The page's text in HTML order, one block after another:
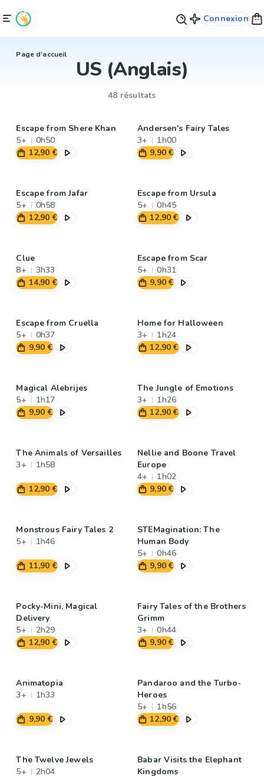
Connexion
Page d'accueil
US (Anglais)
48 résultats
Escape from Shere Khan
5+
0h50
12,90 €
Andersen's Fairy Tales
3+
1h00
9,90 €
Escape from Jafar
5+
0h58
12,90 €
Escape from Ursula
5+
0h45
12,90 €
Clue
8+
3h33
14,90 €
Escape from Scar
5+
0h31
9,90 €
Escape from Cruella
5+
0h37
9,90 €
Home for Halloween
3+
1h24
12,90 €
Magical Alebrijes
5+
1h17
9,90 €
The Jungle of Emotions
3+
1h26
12,90 €
The Animals of Versailles
3+
1h58
12,90 €
Nellie and Boone Travel
Europe
4+
1h02
9,90 €
Monstrous Fairy Tales 2
5+
1h46
11,90 €
STEMagination: The
Human Body
5+
0h46
9,90 €
Pocky-Mini, Magical
Delivery
5+
2h29
12,90 €
Fairy Tales of the Brothers
Grimm
3+
0h44
9,90 €
Animatopia
3+
1h33
9,90 €
Pandaroo and the Turbo-
Heroes
5+
1h56
12,90 €
The Twelve Jewels
5+
2h04
Babar Visits the Elephant
Kingdoms